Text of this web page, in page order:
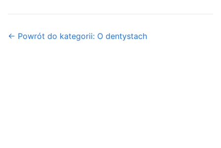
← Powrót do kategorii: O dentystach